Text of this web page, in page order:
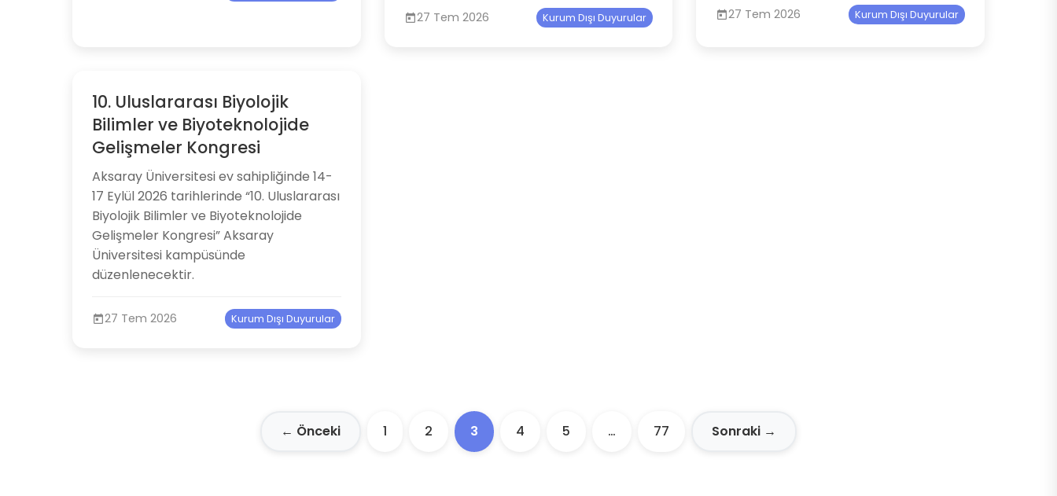
27 Tem 2026 Kurum Dışı Duyurular 27 Tem 2026 Kurum Dışı Duyurular
10. Uluslararası Biyolojik
Bilimler ve Biyoteknolojide
Gelişmeler Kongresi
Aksaray Üniversitesi ev sahipliğinde 14-
17 Eylül 2026 tarihlerinde “10. Uluslararası
Biyolojik Bilimler ve Biyoteknolojide
Gelişmeler Kongresi” Aksaray
Üniversitesi kampüsünde
düzenlenecektir.
27 Tem 2026 Kurum Dışı Duyurular
← Önceki 1 2 3 4 5 … 77 Sonraki →